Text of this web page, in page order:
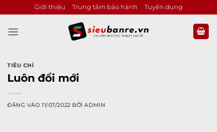
qua
nội
Giới thiệu Trung tâm bảo hành Tuyển dụng
TIÊU CHÍ
Luôn đổi mới
ĐĂNG VÀO11/07/2022 BỞIADMIN